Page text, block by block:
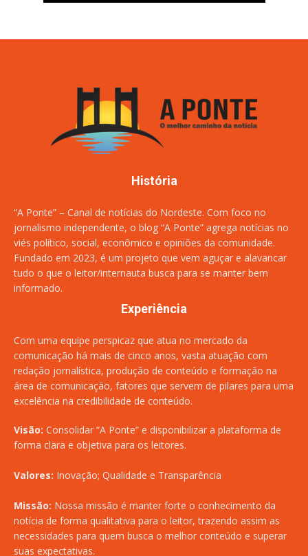
História
“A Ponte” – Canal de notícias do Nordeste. Com foco no
jornalismo independente, o blog “A Ponte” agrega notícias no
viés político, social, econômico e opiniões da comunidade.
Fundado em 2023, é um projeto que vem aguçar e alavancar
tudo o que o leitor/internauta busca para se manter bem
informado.
Experiência
Com uma equipe perspicaz que atua no mercado da
comunicação há mais de cinco anos, vasta atuação com
redação jornalística, produção de conteúdo e formação na
área de comunicação, fatores que servem de pilares para uma
excelência na credibilidade de conteúdo.
Visão: Consolidar “A Ponte” e disponibilizar a plataforma de
forma clara e objetiva para os leitores.
Valores: Inovação; Qualidade e Transparência
Missão: Nossa missão é manter forte o conhecimento da
notícia de forma qualitativa para o leitor, trazendo assim as
necessidades para quem busca o melhor conteúdo e superar
suas expectativas.